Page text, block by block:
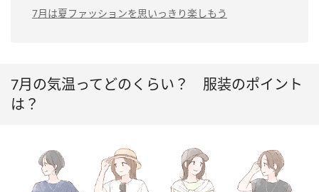
シンプルコーデの場
合
北海道（札
幌）
7月は夏ファッションを思いっきり楽しもう
7月の気温ってどのくらい？ 服装のポイント
は？